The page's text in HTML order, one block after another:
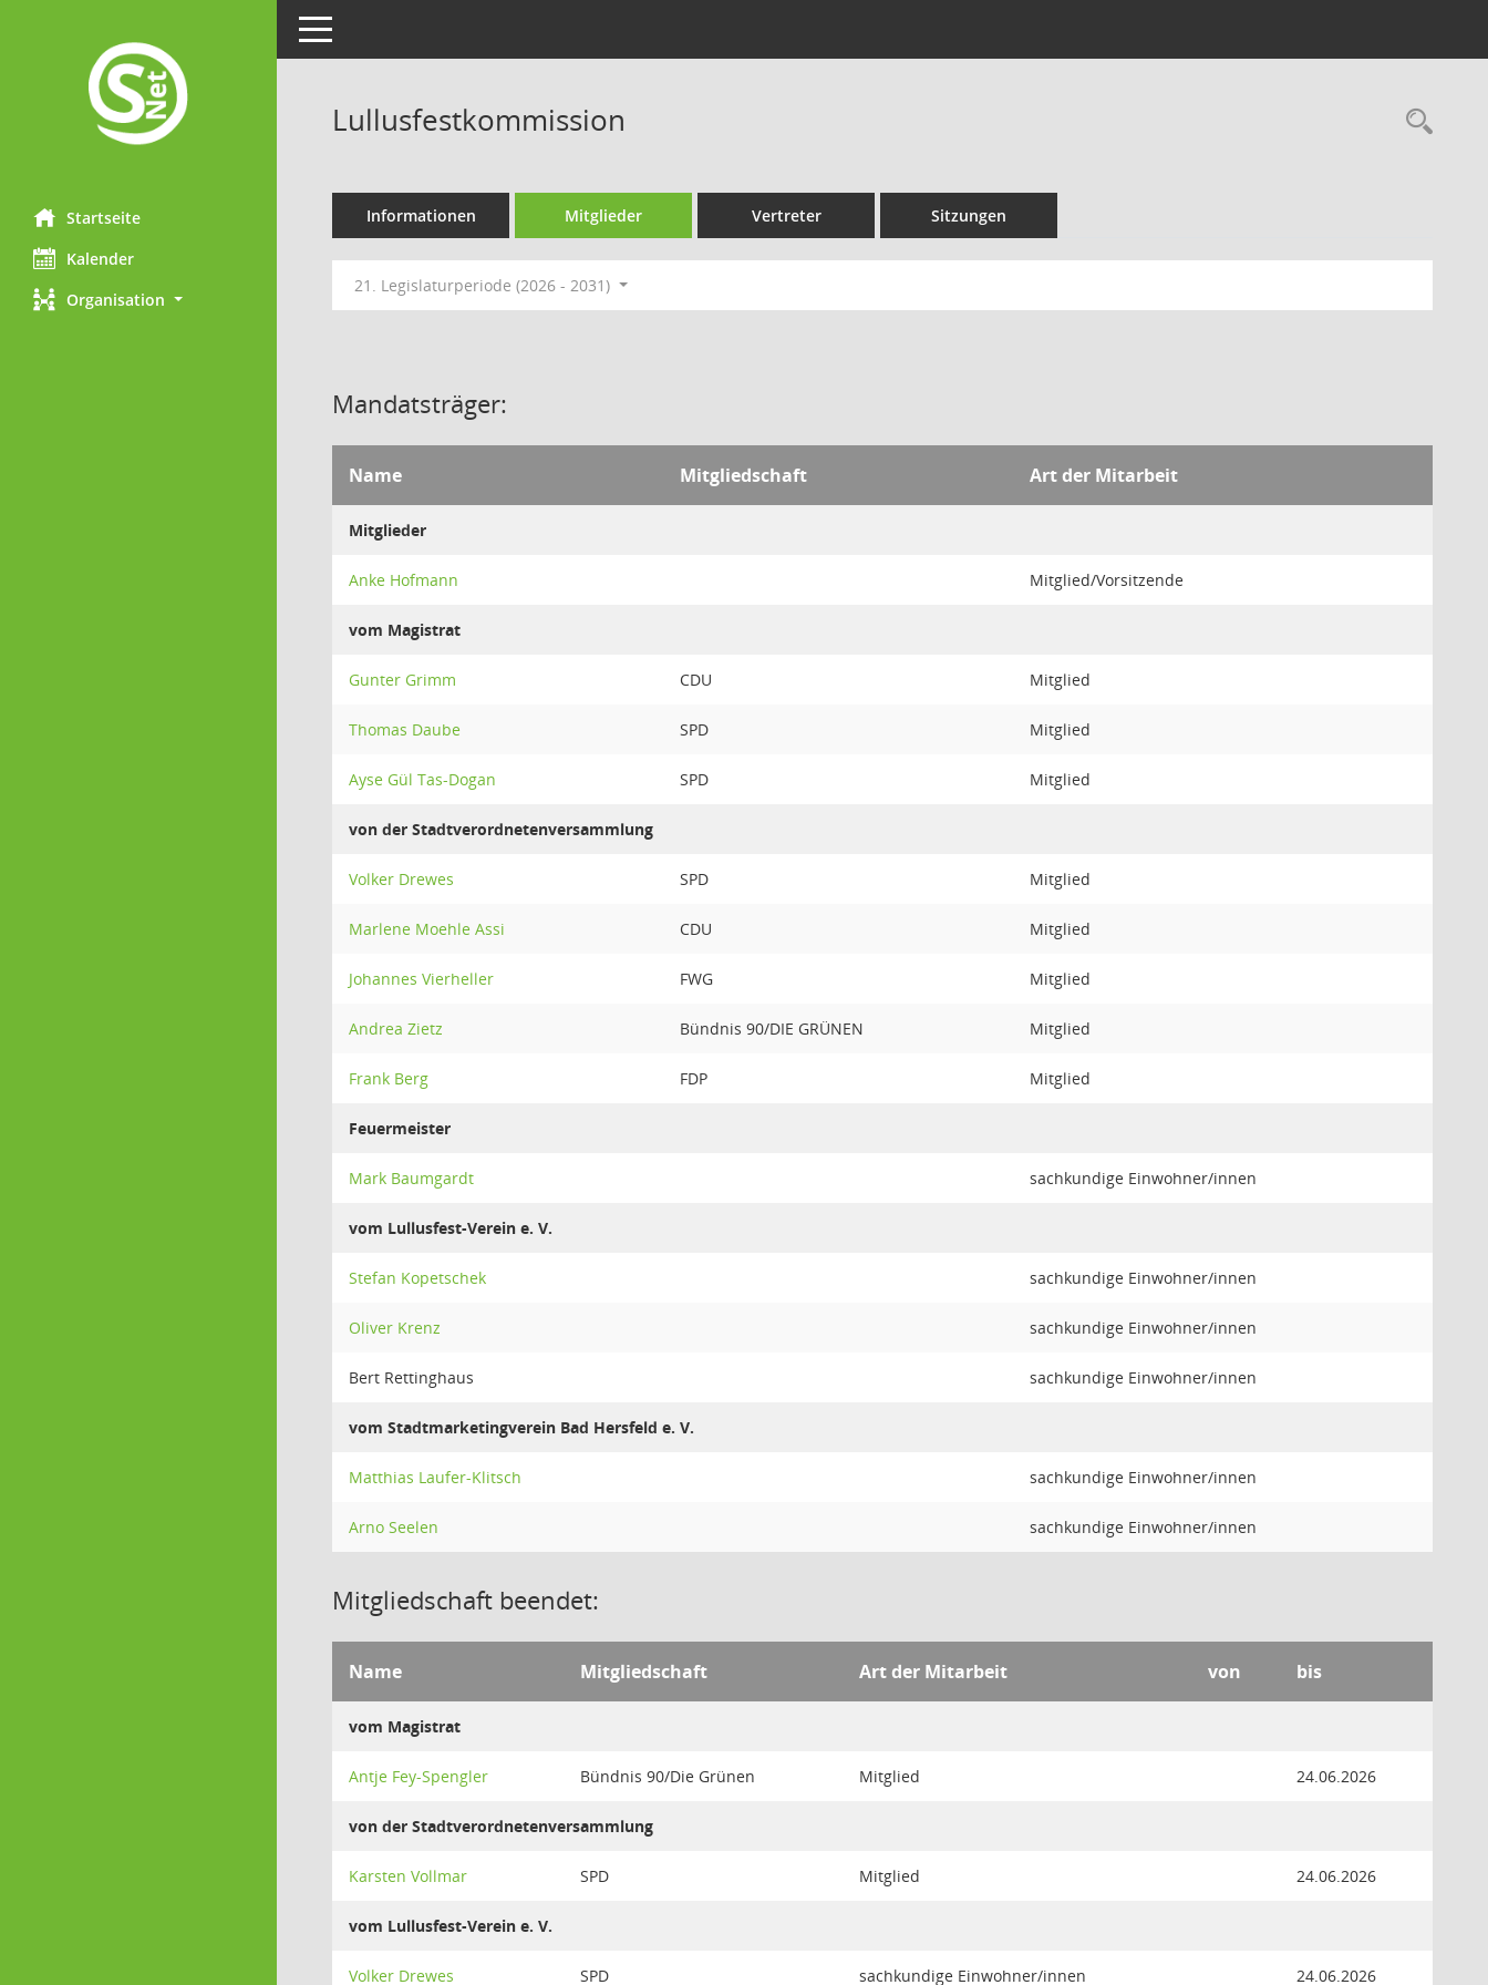
Startseite
Kalender
Organisation
Toggle navigation
Lullusfestkommission
Informationen Mitglieder Vertreter Sitzungen
21. Legislaturperiode (2026 - 2031)
Mandatsträger:
Name Mitgliedschaft Art der Mitarbeit
Mitglieder
Anke Hofmann Mitglied/Vorsitzende
vom Magistrat
Gunter Grimm CDU Mitglied
Thomas Daube SPD Mitglied
Ayse Gül Tas-Dogan SPD Mitglied
von der Stadtverordnetenversammlung
Volker Drewes SPD Mitglied
Marlene Moehle Assi CDU Mitglied
Johannes Vierheller FWG Mitglied
Andrea Zietz Bündnis 90/DIE GRÜNEN Mitglied
Frank Berg FDP Mitglied
Feuermeister
Mark Baumgardt sachkundige Einwohner/innen
vom Lullusfest-Verein e. V.
Stefan Kopetschek sachkundige Einwohner/innen
Oliver Krenz sachkundige Einwohner/innen
Bert Rettinghaus sachkundige Einwohner/innen
vom Stadtmarketingverein Bad Hersfeld e. V.
Matthias Laufer-Klitsch sachkundige Einwohner/innen
Arno Seelen sachkundige Einwohner/innen
Mitgliedschaft beendet:
Name Mitgliedschaft Art der Mitarbeit von bis
vom Magistrat
Antje Fey-Spengler Bündnis 90/Die Grünen Mitglied 24.06.2026
von der Stadtverordnetenversammlung
Karsten Vollmar SPD Mitglied 24.06.2026
vom Lullusfest-Verein e. V.
Volker Drewes SPD sachkundige Einwohner/innen 24.06.2026